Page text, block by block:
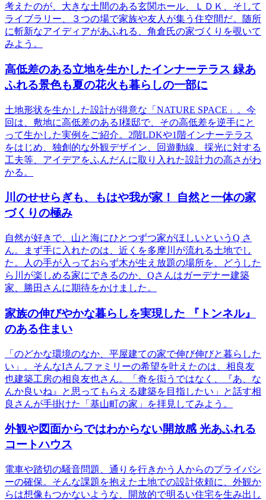
考えたのが、大きな土間のある玄関ホール、ＬＤＫ、そして
ライブラリー、３つの場で家族や友人が集う住空間だ。随所
に斬新なアイディアがあふれる、角倉氏の家づくりを覗いて
みよう。
高低差のある立地を生かしたインナーテラス 緑あ
ふれる景色も夏の花火も暮らしの一部に
土地形状を生かした設計が得意な「NATURE SPACE」。今
回は、敷地に高低差のあるI様邸で、その高低差を逆手にと
って生かした実例をご紹介。2階LDKや1階インナーテラス
をはじめ、独創的な外観デザイン、回遊動線、採光に対する
工夫等、アイデアをふんだんに取り入れた設計力の高さがわ
かる。
川のせせらぎも、もはや我が家！ 自然と一体の家
づくりの極み
自然が好きで、山と海にひとつずつ家がほしいというQ さ
ん。まず手に入れたのは、近くを多摩川が流れる土地でし
た。人の手が入っておらず木が生え放題の場所を、どうした
ら川が楽しめる家にできるのか、Qさんはガーデナー建築
家、勝田さんに期待をかけました。
家族の伸びやかな暮らしを実現した 『トンネル』
のある住まい
「のどかな環境のなか、平屋建ての家で伸び伸びと暮らした
い」。そんなIさんファミリーの希望を叶えたのは、相良友
也建築工房の相良友也さん。「奇を衒うではなく、『あ、な
んか良いね』と思ってもらえる建築を目指したい」と話す相
良さんが手掛けた「基山町の家」を拝見してみよう。
外観や図面からではわからない開放感 光あふれる
コートハウス
電車や踏切の騒音問題、通りを行きかう人からのプライバシ
ーの確保。そんな課題を抱えた土地での設計依頼に、外観か
らは想像もつかないような、開放的で明るい住宅を生み出し